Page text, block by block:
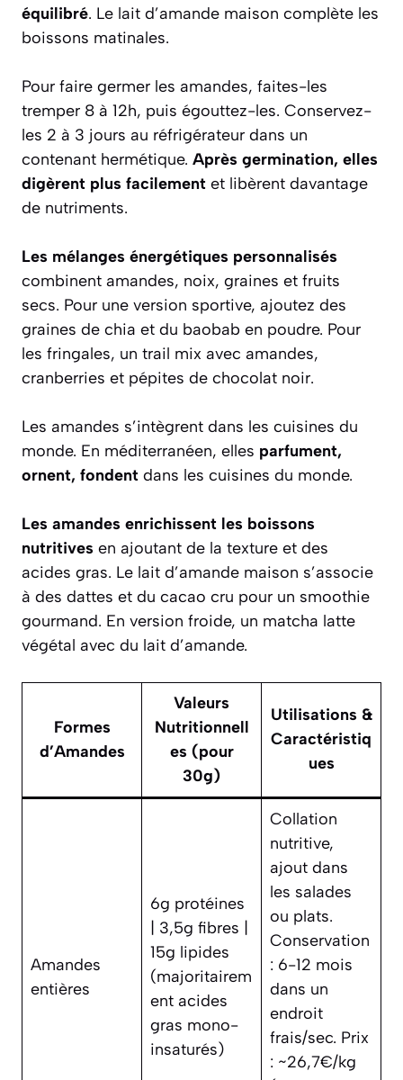
équilibré. Le lait d’amande maison complète les
boissons matinales.
Pour faire germer les amandes, faites-les
tremper 8 à 12h, puis égouttez-les. Conservez-
les 2 à 3 jours au réfrigérateur dans un
contenant hermétique. Après germination, elles
digèrent plus facilement et libèrent davantage
de nutriments.
Les mélanges énergétiques personnalisés
combinent amandes, noix, graines et fruits
secs. Pour une version sportive, ajoutez des
graines de chia et du baobab en poudre. Pour
les fringales, un trail mix avec amandes,
cranberries et pépites de chocolat noir.
Les amandes s’intègrent dans les cuisines du
monde. En méditerranéen, elles parfument,
ornent, fondent dans les cuisines du monde.
Les amandes enrichissent les boissons
nutritives en ajoutant de la texture et des
acides gras. Le lait d’amande maison s’associe
à des dattes et du cacao cru pour un smoothie
gourmand. En version froide, un matcha latte
végétal avec du lait d’amande.
Formes
d’Amandes
Valeurs
Nutritionnell
es (pour
30g)
Utilisations &
Caractéristiq
ues
Amandes
entières
6g protéines
| 3,5g fibres |
15g lipides
(majoritairem
ent acides
gras mono-
insaturés)
Collation
nutritive,
ajout dans
les salades
ou plats.
Conservation
: 6-12 mois
dans un
endroit
frais/sec. Prix
: ~26,7€/kg